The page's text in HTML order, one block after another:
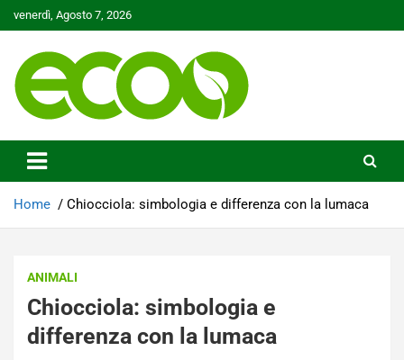
to
venerdì, Agosto 7, 2026
Ecoo.it
Home Chiocciola: simbologia e differenza con la lumaca
ANIMALI
Chiocciola: simbologia e
differenza con la lumaca